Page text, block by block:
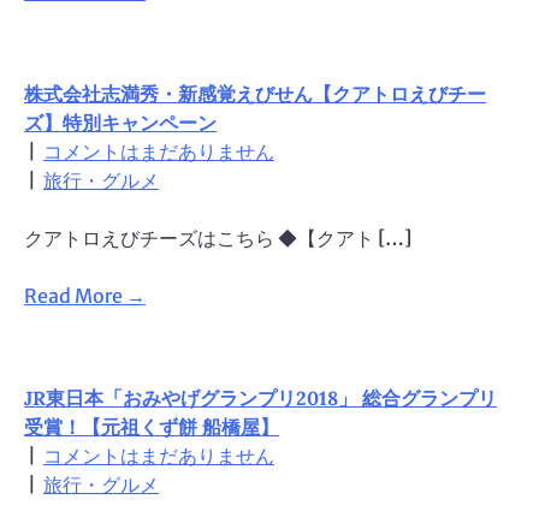
株式会社志満秀・新感覚えびせん【クアトロえびチー
ズ】特別キャンペーン
コメントはまだありません
旅行・グルメ
クアトロえびチーズはこちら ◆【クアト […]
Read More →
JR東日本「おみやげグランプリ2018」 総合グランプリ
受賞！【元祖くず餅 船橋屋】
コメントはまだありません
旅行・グルメ